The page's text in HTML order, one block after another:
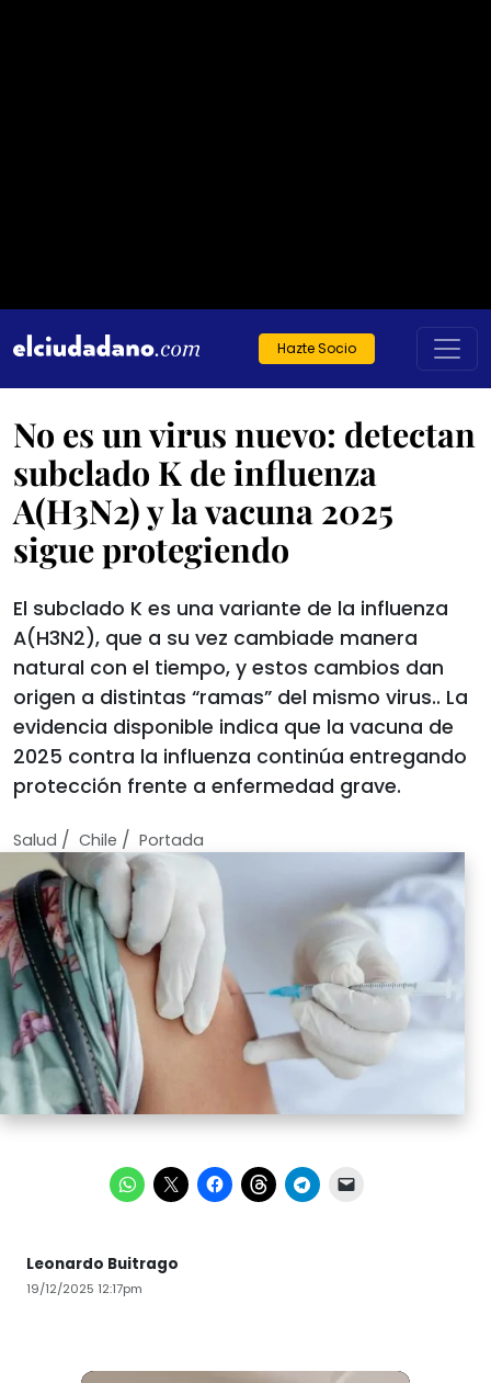
Hazte Socio
No es un virus nuevo: detectan
subclado K de influenza
A(H3N2) y la vacuna 2025
sigue protegiendo
El subclado K es una variante de la influenza
A(H3N2), que a su vez cambiade manera
natural con el tiempo, y estos cambios dan
origen a distintas “ramas” del mismo virus.. La
evidencia disponible indica que la vacuna de
2025 contra la influenza continúa entregando
protección frente a enfermedad grave.
Salud / Chile / Portada
Leonardo Buitrago
19/12/2025 12:17pm